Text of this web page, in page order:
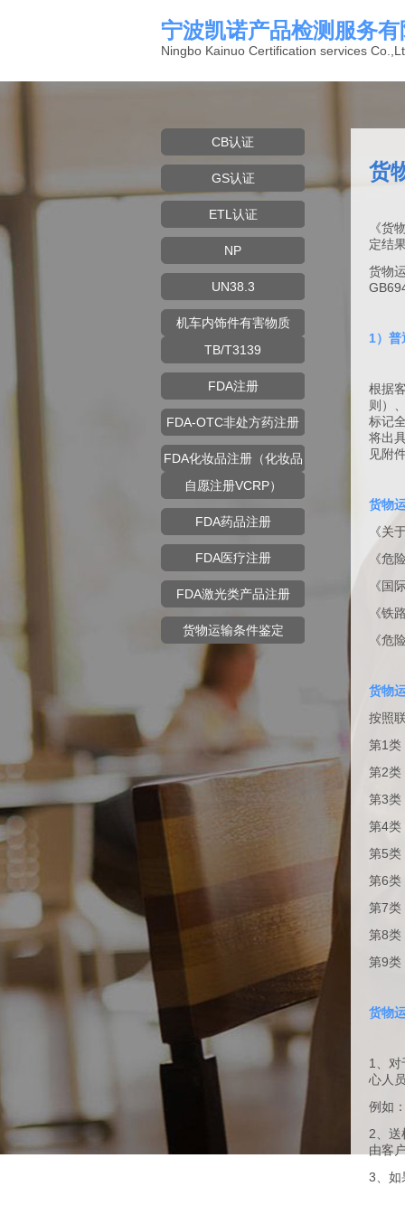
宁波凯诺产品检测服务
Ningbo Kainuo Certification services
CB认证
GS认证
ETL认证
NP
UN38.3
机车内饰件有害物质
TB/T3139
FDA注册
FDA-OTC非处方药注册
FDA化妆品注册（化妆品
自愿注册VCRP）
FDA药品注册
FDA医疗注册
FDA激光类产品注册
货物运输条件鉴定
货
《货
定结
货物
1）普
根据
则）
标记
将出
见附
货物
《关
《危
《国
《铁
《危
货物
按照
第1类
第2类
第3类
第4类
第5类
第6类
第7类
第8类
第9类
货物
1、对
心人
例如
2、送
由客
3、如